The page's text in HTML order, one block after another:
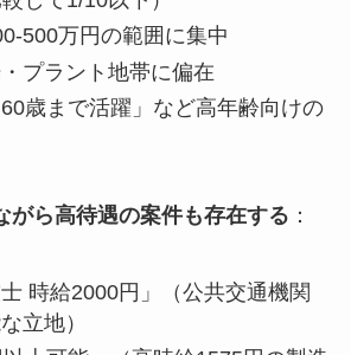
500万円の範囲に集中
プラント地帯に偏在
60歳まで活躍」など高年齢向けの
がら高待遇の案件も存在する ：
士 時給2000円」（公共交通機関
立地）